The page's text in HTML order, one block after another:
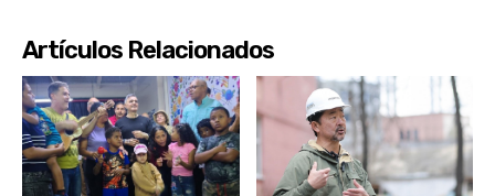
Artículos Relacionados